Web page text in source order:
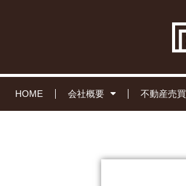
HOME 会社概要 不動産売買